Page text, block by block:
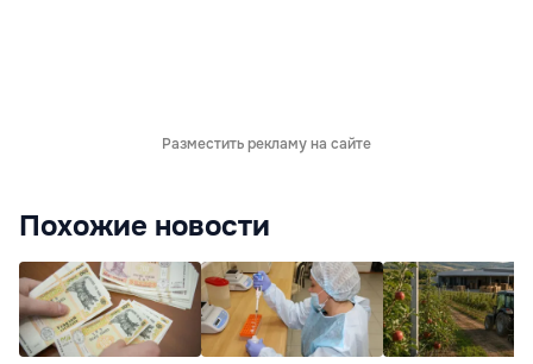
Разместить рекламу на сайте
Похожие новости